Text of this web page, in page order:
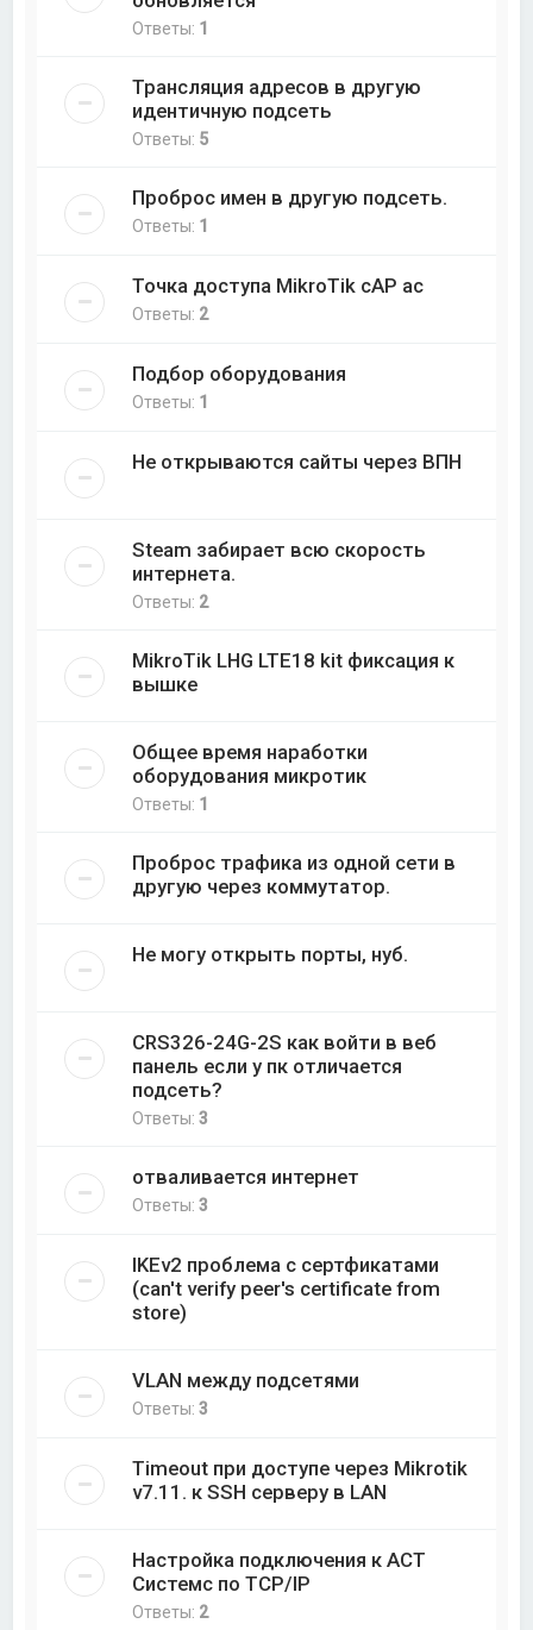
Ответы: 1
Трансляция адресов в другую
идентичную подсеть
Ответы: 5
Проброс имен в другую подсеть.
Ответы: 1
Точка доступа MikroTik cAP ac
Ответы: 2
Подбор оборудования
Ответы: 1
Не открываются сайты через ВПН
Steam забирает всю скорость
интернета.
Ответы: 2
MikroTik LHG LTE18 kit фиксация к
вышке
Общее время наработки
оборудования микротик
Ответы: 1
Проброс трафика из одной сети в
другую через коммутатор.
Не могу открыть порты, нуб.
CRS326-24G-2S как войти в веб
панель если у пк отличается
подсеть?
Ответы:3
отваливается интернет
Ответы:3
IKEv2 проблема с сертфикатами
(can't verify peer's certificate from
store)
VLAN между подсетями
Ответы:3
Timeout при доступе через Mikrotik
v7.11. к SSH серверу в LAN
Настройка подключения к АСТ
Системс по TCP/IP
Ответы: 2